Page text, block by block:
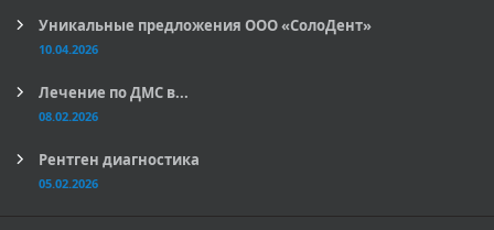
Уникальные предложения ООО «СолоДент»
10.04.2026
Лечение по ДМС в...
08.02.2026
Рентген диагностика
05.02.2026